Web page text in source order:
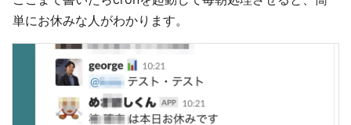
単にお休みな人がわかります。